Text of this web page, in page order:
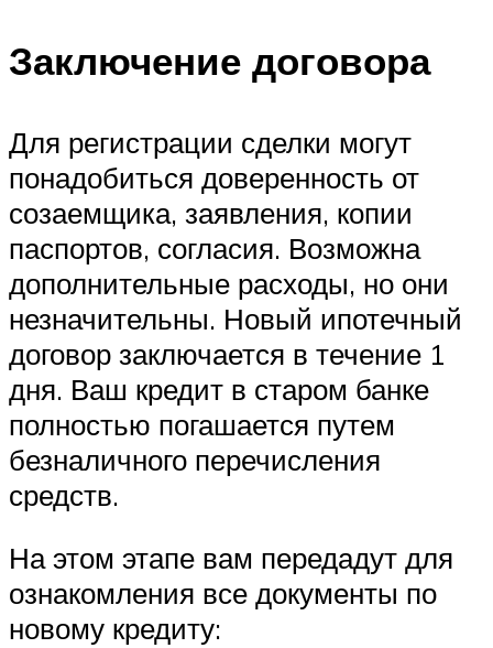
Заключение договора
Для регистрации сделки могут
понадобиться доверенность от
созаемщика, заявления, копии
паспортов, согласия. Возможна
дополнительные расходы, но они
незначительны. Новый ипотечный
договор заключается в течение 1
дня. Ваш кредит в старом банке
полностью погашается путем
безналичного перечисления
средств.
На этом этапе вам передадут для
ознакомления все документы по
новому кредиту: